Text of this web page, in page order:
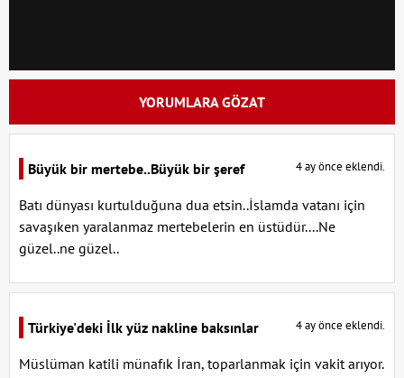
YORUMLARA GÖZAT
Büyük bir mertebe..Büyük bir şeref 4 ay önce eklendi.
Batı dünyası kurtulduğuna dua etsin..İslamda vatanı için
savaşıken yaralanmaz mertebelerin en üstüdür....Ne
güzel..ne güzel..
Türkiye'deki İlk yüz nakline baksınlar 4 ay önce eklendi.
Müslüman katili münafık İran, toparlanmak için vakit arıyor.